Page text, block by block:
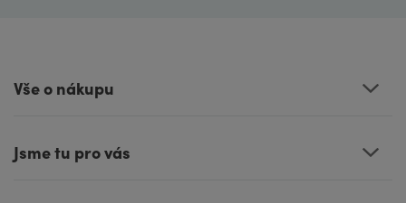
Vše o nákupu
Jsme tu pro vás